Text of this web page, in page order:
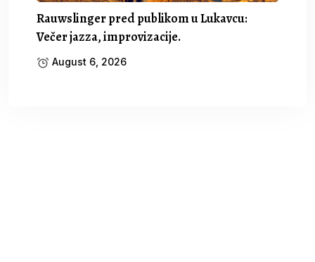
Rauwslinger pred publikom u Lukavcu:
Večer jazza, improvizacije.
August 6, 2026